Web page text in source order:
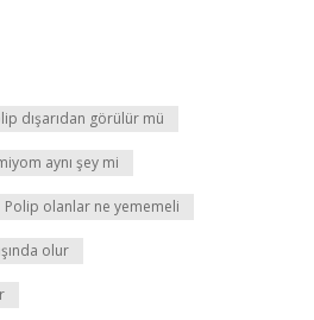
dışarıdan görülür mü
aynı şey mi
Polip olanlar ne yememeli
olur